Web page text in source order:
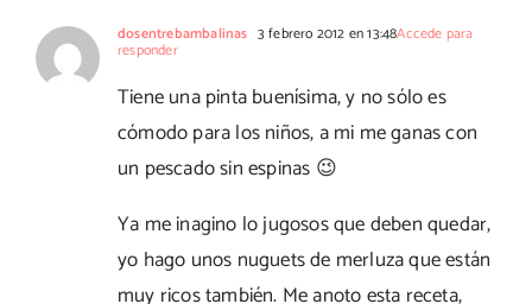
dosentrebambalinas 3 febrero 2012 en 13:48Accede para
responder
Tiene una pinta buenísima, y no sólo es
cómodo para los niños, a mi me ganas con
un pescado sin espinas 😉
Ya me inagino lo jugosos que deben quedar,
yo hago unos nuguets de merluza que están
muy ricos también. Me anoto esta receta,